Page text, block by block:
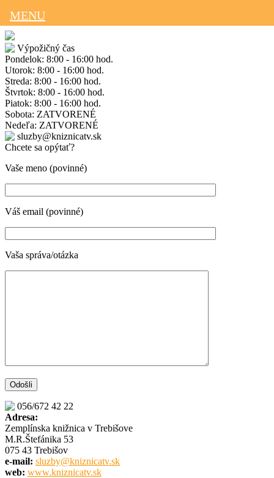
Výpožičný čas
Pondelok: 8:00 - 16:00 hod.
Utorok: 8:00 - 16:00 hod.
Streda: 8:00 - 16:00 hod.
Štvrtok: 8:00 - 16:00 hod.
Piatok: 8:00 - 16:00 hod.
Sobota: ZATVORENÉ
Nedeľa: ZATVORENÉ
sluzby@kniznicatv.sk
Chcete sa opýtať?
Vaše meno (povinné)
Váš email (povinné)
Vaša správa/otázka
056/672 42 22
Adresa:
Zemplínska knižnica v Trebišove
M.R.Štefánika 53
075 43 Trebišov
e-mail: sluzby@kniznicatv.sk
web: www.kniznicatv.sk
MENU